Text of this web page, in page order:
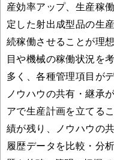
産効率アップ、生産稼
定した射出成型品の生
続稼働させることが理
目や機械の稼働状況を
多く、各種管理項目が
ノウハウの共有・継承
アで生産計画を立てる
績が残り、ノウハウの
履歴データを比較・分